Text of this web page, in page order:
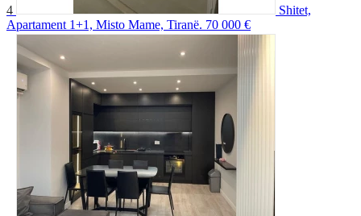
4
Shitet,
Apartament 1+1, Misto Mame, Tiranë. 70 000 €